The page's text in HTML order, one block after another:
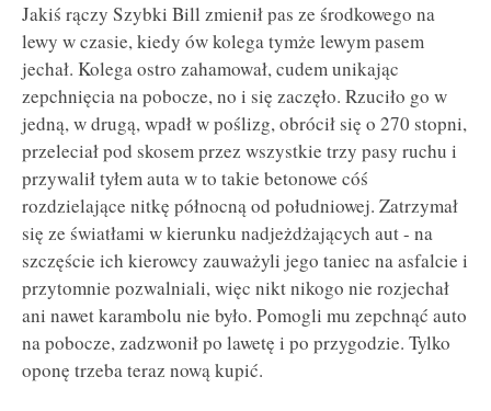
Jakiś rączy Szybki Bill zmienił pas ze środkowego na
lewy w czasie, kiedy ów kolega tymże lewym pasem
jechał. Kolega ostro zahamował, cudem unikając
zepchnięcia na pobocze, no i się zaczęło. Rzuciło go w
jedną, w drugą, wpadł w poślizg, obrócił się o 270 stopni,
przeleciał pod skosem przez wszystkie trzy pasy ruchu i
przywalił tyłem auta w to takie betonowe cóś
rozdzielające nitkę północną od południowej. Zatrzymał
się ze światłami w kierunku nadjeżdżających aut - na
szczęście ich kierowcy zauważyli jego taniec na asfalcie i
przytomnie pozwalniali, więc nikt nikogo nie rozjechał
ani nawet karambolu nie było. Pomogli mu zepchnąć auto
na pobocze, zadzwonił po lawetę i po przygodzie. Tylko
oponę trzeba teraz nową kupić.